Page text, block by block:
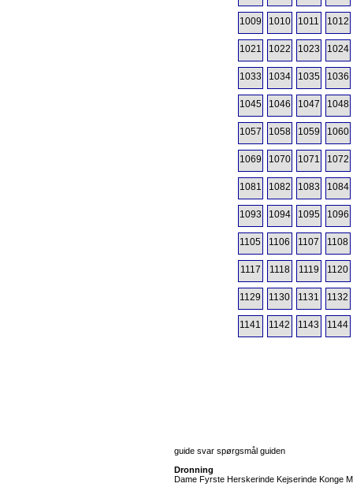
1009 1010 1011 1012
1021 1022 1023 1024
1033 1034 1035 1036
1045 1046 1047 1048
1057 1058 1059 1060
1069 1070 1071 1072
1081 1082 1083 1084
1093 1094 1095 1096
1105 1106 1107 1108
1117 1118 1119 1120
1129 1130 1131 1132
1141 1142 1143 1144
guide svar spørgsmål guiden
Dronning
Dame Fyrste Herskerinde Kejserinde Konge